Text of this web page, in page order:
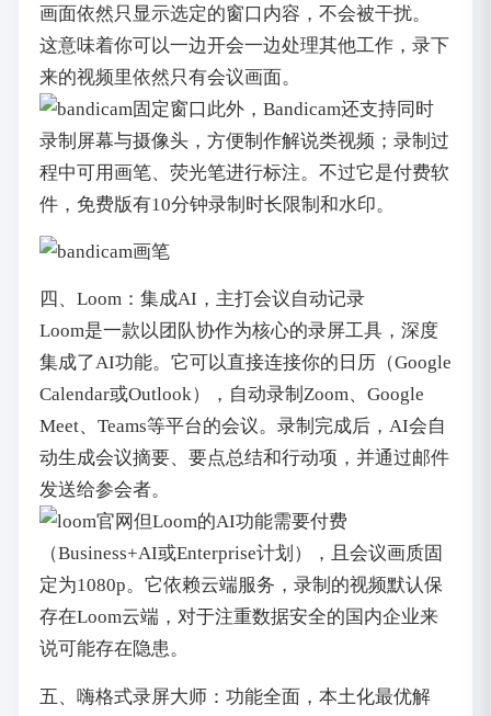
画面依然只显示选定的窗口内容，不会被干扰。
这意味着你可以一边开会一边处理其他工作，录下
来的视频里依然只有会议画面。
此外，Bandicam还支持同时
录制屏幕与摄像头，方便制作解说类视频；录制过
程中可用画笔、荧光笔进行标注。不过它是付费软
件，免费版有10分钟录制时长限制和水印。
四、Loom：集成AI，主打会议自动记录
Loom是一款以团队协作为核心的录屏工具，深度
集成了AI功能。它可以直接连接你的日历（Google
Calendar或Outlook），自动录制Zoom、Google
Meet、Teams等平台的会议。录制完成后，AI会自
动生成会议摘要、要点总结和行动项，并通过邮件
发送给参会者。
但Loom的AI功能需要付费
（Business+AI或Enterprise计划），且会议画质固
定为1080p。它依赖云端服务，录制的视频默认保
存在Loom云端，对于注重数据安全的国内企业来
说可能存在隐患。
五、嗨格式录屏大师：功能全面，本土化最优解